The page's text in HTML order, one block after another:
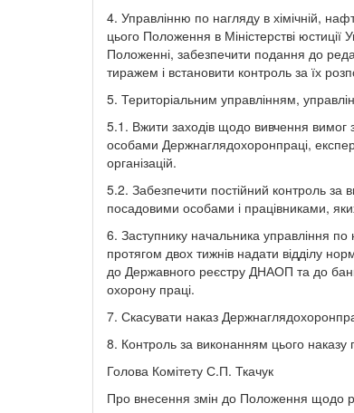
4. Управлінню по нагляду в хімічній,
цього Положення в Міністерстві юстиції
Положенні, забезпечити подання до
тиражем і встановити контроль за їх
5. Територіальним управлінням,
5.1. Вжити заходів щодо вивчення
особами Держнаглядохоронпраці,
організацій.
5.2. Забезпечити постійний контроль
посадовими особами і працівниками,
6. Заступнику начальника управління по
протягом двох тижнів надати відділу
до Державного реєстру ДНАОП та до
охорону праці.
7. Скасувати наказ
8. Контроль за виконанням цього наказу
Голова Комітету С.П. Ткачук
Про внесення змін до Положення щодо